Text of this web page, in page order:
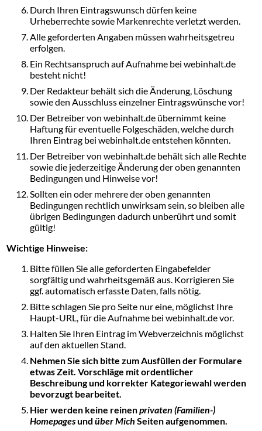
Durch Ihren Eintragswunsch dürfen keine
Urheberrechte sowie Markenrechte verletzt werden.
Alle geforderten Angaben müssen wahrheitsgetreu
erfolgen.
Ein Rechtsanspruch auf Aufnahme bei webinhalt.de
besteht nicht!
Der Redakteur behält sich die Änderung, Löschung
sowie den Ausschluss einzelner Eintragswünsche vor!
Der Betreiber von webinhalt.de übernimmt keine
Haftung für eventuelle Folgeschäden, welche durch
Ihren Eintrag bei webinhalt.de entstehen könnten.
Der Betreiber von webinhalt.de behält sich alle Rechte
sowie die jederzeitige Änderung der oben genannten
Bedingungen und Hinweise vor!
Sollten ein oder mehrere der oben genannten
Bedingungen rechtlich unwirksam sein, so bleiben alle
übrigen Bedingungen dadurch unberührt und somit
gültig!
Wichtige Hinweise:
Bitte füllen Sie alle geforderten Eingabefelder
sorgfältig und wahrheitsgemäß aus. Korrigieren Sie
ggf. automatisch erfasste Daten, falls nötig.
Bitte schlagen Sie pro Seite nur eine, möglichst Ihre
Haupt-URL, für die Aufnahme bei webinhalt.de vor.
Halten Sie Ihren Eintrag im Webverzeichnis möglichst
auf den aktuellen Stand.
Nehmen Sie sich bitte zum Ausfüllen der Formulare
etwas Zeit. Vorschläge mit ordentlicher
Beschreibung und korrekter Kategoriewahl werden
bevorzugt bearbeitet.
Hier werden keine reinenprivaten (Familien-)
Homepagesund über Mich Seiten aufgenommen.